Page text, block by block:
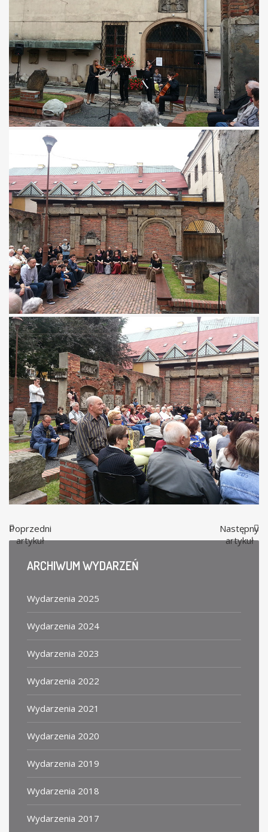
Poprzedni
artykuł
Następny
artykuł
ARCHIWUMWYDARZEŃ
Wydarzenia 2025
Wydarzenia 2024
Wydarzenia 2023
Wydarzenia 2022
Wydarzenia 2021
Wydarzenia 2020
Wydarzenia 2019
Wydarzenia 2018
Wydarzenia 2017